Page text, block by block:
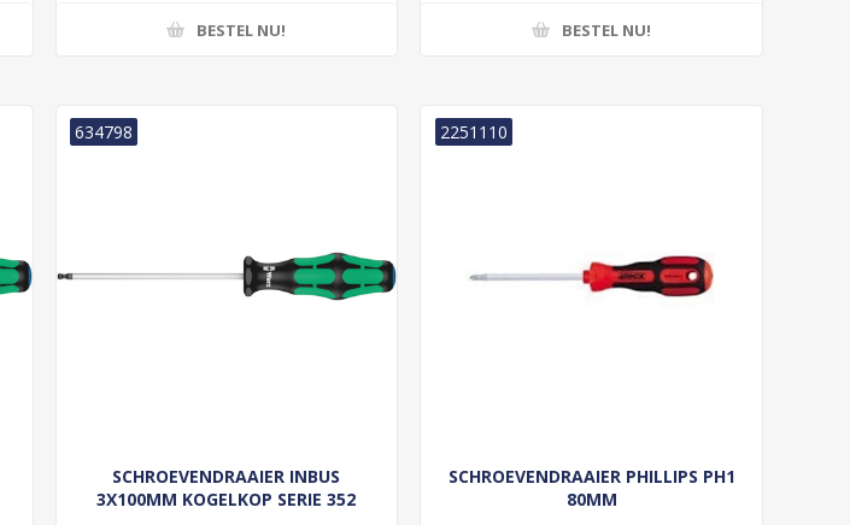
BESTEL NU! BESTEL NU!
SCHROEVENDRAAIER INBUS
3X100MM KOGELKOP SERIE 352
634798
SCHROEVENDRAAIER PHILLIPS PH1
80MM
2251110